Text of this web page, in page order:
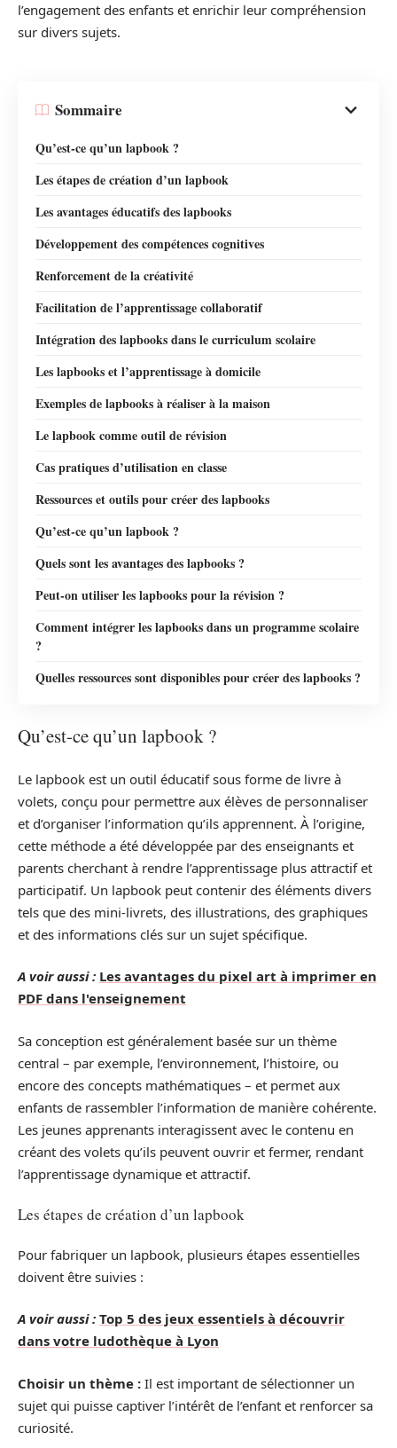
l’engagement des enfants et enrichir leur compréhension
sur divers sujets.
Sommaire
Qu’est-ce qu’un lapbook ?
Les étapes de création d’un lapbook
Les avantages éducatifs des lapbooks
Développement des compétences cognitives
Renforcement de la créativité
Facilitation de l’apprentissage collaboratif
Intégration des lapbooks dans le curriculum scolaire
Les lapbooks et l’apprentissage à domicile
Exemples de lapbooks à réaliser à la maison
Le lapbook comme outil de révision
Cas pratiques d’utilisation en classe
Ressources et outils pour créer des lapbooks
Qu’est-ce qu’un lapbook ?
Quels sont les avantages des lapbooks ?
Peut-on utiliser les lapbooks pour la révision ?
Comment intégrer les lapbooks dans un programme scolaire
?
Quelles ressources sont disponibles pour créer des lapbooks ?
Qu’est-ce qu’un lapbook ?
Le lapbook est un outil éducatif sous forme de livre à
volets, conçu pour permettre aux élèves de personnaliser
et d’organiser l’information qu’ils apprennent. À l’origine,
cette méthode a été développée par des enseignants et
parents cherchant à rendre l’apprentissage plus attractif et
participatif. Un lapbook peut contenir des éléments divers
tels que des mini-livrets, des illustrations, des graphiques
et des informations clés sur un sujet spécifique.
A voir aussi : Les avantages du pixel art à imprimer en
PDF dans l'enseignement
Sa conception est généralement basée sur un thème
central – par exemple, l’environnement, l’histoire, ou
encore des concepts mathématiques – et permet aux
enfants de rassembler l’information de manière cohérente.
Les jeunes apprenants interagissent avec le contenu en
créant des volets qu’ils peuvent ouvrir et fermer, rendant
l’apprentissage dynamique et attractif.
Les étapes de création d’un lapbook
Pour fabriquer un lapbook, plusieurs étapes essentielles
doivent être suivies :
A voir aussi : Top 5 des jeux essentiels à découvrir
dans votre ludothèque à Lyon
Choisir un thème : Il est important de sélectionner un
sujet qui puisse captiver l’intérêt de l’enfant et renforcer sa
curiosité.